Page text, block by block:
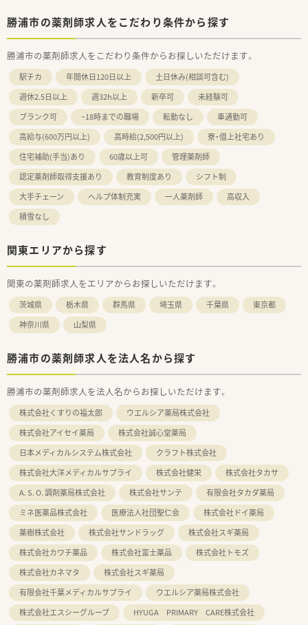
勝浦市の薬剤師求人をこだわり条件から探す
勝浦市の薬剤師求人をこだわり条件からお探しいただけます。
駅チカ 年間休日120日以上
土日休み(相談可含む)
週休2.5日以上
週32h以上 新卒可
未経験可
ブランク可
~18時までの職場 転勤なし
車通勤可
高給与(600万円以上)
高時給(2,500円以上)
寮・借上社宅あり
住宅補助(手当)あり
60歳以上可
管理薬剤師
認定薬剤師取得支援あり
教育制度あり
シフト制
大手チェーン
ヘルプ体制充実 一人薬剤師
高収入
積雪なし
関東エリアから探す
関東の薬剤師求人をエリアからお探しいただけます。
茨城県 栃木県 群馬県 埼玉県 千葉県
東京都
神奈川県
山梨県
勝浦市の薬剤師求人を法人名から探す
勝浦市の薬剤師求人を法人名からお探しいただけます。
株式会社くすりの福太郎
ウエルシア薬局株式会社
株式会社アイセイ薬局
株式会社誠心堂薬局
日本メディカルシステム株式会社
クラフト株式会社
株式会社大洋メディカルサプライ
株式会社健栄
株式会社タカサ
A. S. O. 調剤薬局株式会社
株式会社サンテ
有限会社タカダ薬局
ミネ医薬品株式会社
医療法人社団聖仁会
株式会社ドイ薬局
薬樹株式会社
株式会社サンドラッグ
株式会社スギ薬局
株式会社カワチ薬品
株式会社富士薬品
株式会社トモズ
株式会社カネマタ
株式会社スギ薬局
有限会社千葉メディカルサプライ
ウエルシア薬局株式会社
株式会社エスシーグループ
HYUGA PRIMARY CARE株式会社